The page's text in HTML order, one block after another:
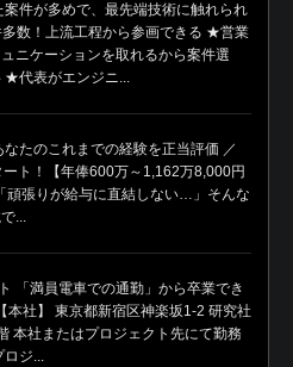
件が多めで、最先端技術に触れられ
数！上流工程から参画できる ★営業
ニケーションを取れるから案件選
★代表がエンジニ...
たのこれまでの経験を正当評価 ／
ト！【年俸600万～1,162万8,000円
頑張りが給与に直結しない…」そんな
...
「満員電車での通勤」から卒業でき
本社】 東京都新宿区神楽坂1-2 研究社
本社またはプロジェクト先にて勤務
ジ...